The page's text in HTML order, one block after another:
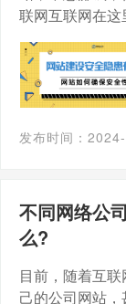
联网互联网在这
发布时间：
不同网络公
么?
目前，随着互
己的公司网站